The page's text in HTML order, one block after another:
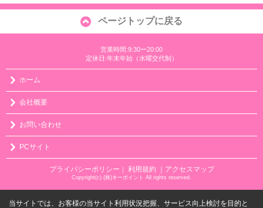
ページトップに戻る
営業時間:9:30ー20:00
定休日:年末年始（水曜交代制）
ホーム
会社概要
お問い合わせ
PCサイト
プライバシーポリシー 利用規約 ｜アクセスマップ
Copyright(c) (株)キーポイント All rights reserved.
当サイトでは、お客様の当サイト利用状況把握、サービス向上検討を目的と